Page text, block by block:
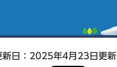
新日：2025年4月23日更新